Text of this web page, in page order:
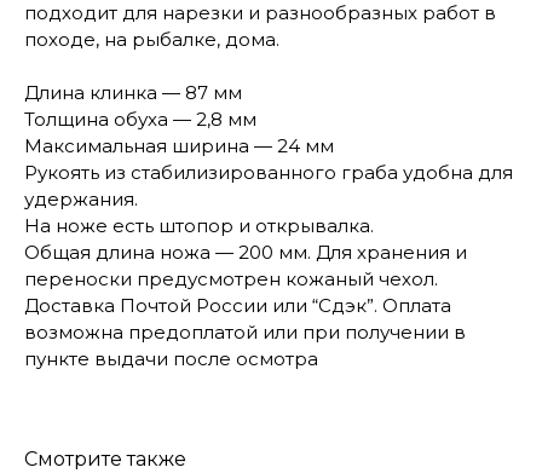
подходит для нарезки и разнообразных работ в
походе, на рыбалке, дома.
Длина клинка — 87 мм
Толщина обуха — 2,8 мм
Максимальная ширина — 24 мм
Рукоять из стабилизированного граба удобна для
удержания.
На ноже есть штопор и открывалка.
Общая длина ножа — 200 мм. Для хранения и
переноски предусмотрен кожаный чехол.
Доставка Почтой России или “Сдэк”. Оплата
возможна предоплатой или при получении в
пункте выдачи после осмотра
Смотрите также